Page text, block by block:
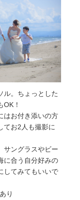
ル。ちょっとした
！
はお付き添いの方
てお2人も撮影に
サングラスやビー
に合う自分好みの
してみてもいいで
り